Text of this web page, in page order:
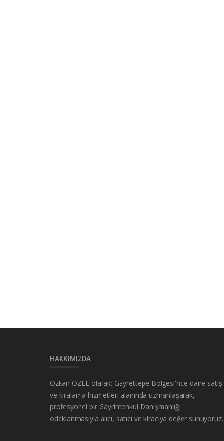
HAKKIMIZDA
Özkan ÖZEL olarak; Gayrettepe Bölgesi'nde daire satış
ve kiralama hizmetleri alanında uzmanlaşarak,
profesyonel bir Gayrimenkul Danışmanlığı
odaklanmasıyla alıcı, satıcı ve kiracıya değer sunuyoruz.